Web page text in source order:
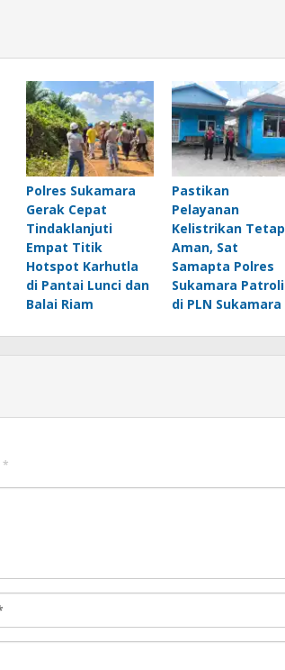
Polres Sukamara
Gerak Cepat
Tindaklanjuti
Empat Titik
Hotspot Karhutla
di Pantai Lunci dan
Balai Riam
Pastikan
Pelayanan
Kelistrikan Tetap
Aman, Sat
Samapta Polres
Sukamara Patroli
di PLN Sukamara
*